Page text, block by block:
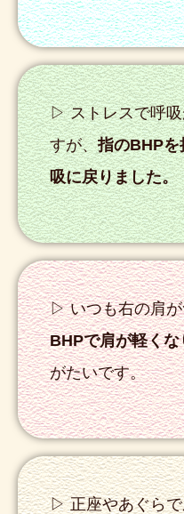
▷ ストレスで呼
すが、指のBHPを
吸に戻りました。
▷ いつも右の肩
BHPで肩が軽くな
がたいです。
▷ 正座やあぐら